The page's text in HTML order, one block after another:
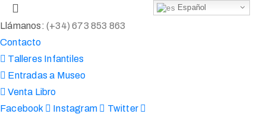
Llámanos: (+34) 673 853 863
Contacto
Talleres Infantiles
Entradas a Museo
Venta Libro
Facebook
Instagram Twitter
Español